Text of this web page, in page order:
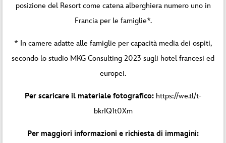
posizione del Resort come catena alberghiera numero uno in
Francia per le famiglie*.
* In camere adatte alle famiglie per capacità media dei ospiti,
secondo lo studio MKG Consulting 2023 sugli hotel francesi ed
europei.
Per scaricare il materiale fotografico: https://we.tl/t-
bkrIQ1t0Xm
Per maggiori informazioni e richiesta di immagini: